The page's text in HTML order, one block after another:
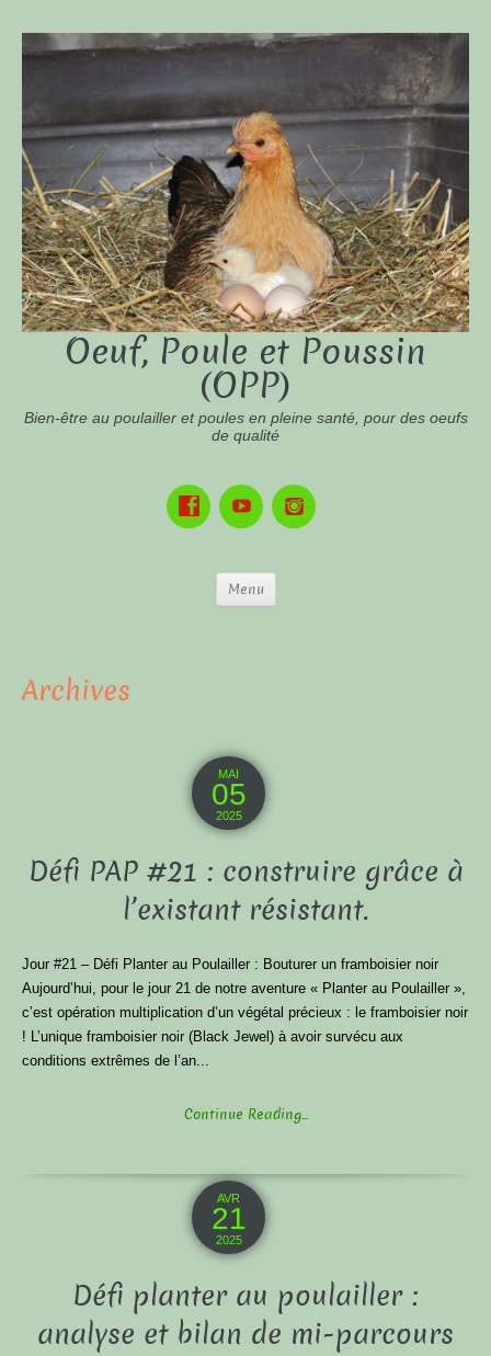
Oeuf, Poule et Poussin
(OPP)
Bien-être au poulailler et poules en pleine santé, pour des oeufs
de qualité
Menu
Archives
MAI
05
2025
Défi PAP #21 : construire grâce à
l’existant résistant.
Jour #21 – Défi Planter au Poulailler : Bouturer un framboisier noir
Aujourd’hui, pour le jour 21 de notre aventure « Planter au Poulailler »,
c’est opération multiplication d’un végétal précieux : le framboisier noir
! L’unique framboisier noir (Black Jewel) à avoir survécu aux
conditions extrêmes de l’an...
Continue Reading...
AVR
21
2025
Défi planter au poulailler :
analyse et bilan de mi-parcours